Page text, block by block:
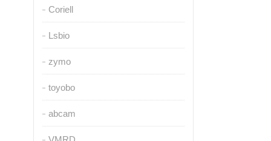
Coriell
Lsbio
zymo
toyobo
abcam